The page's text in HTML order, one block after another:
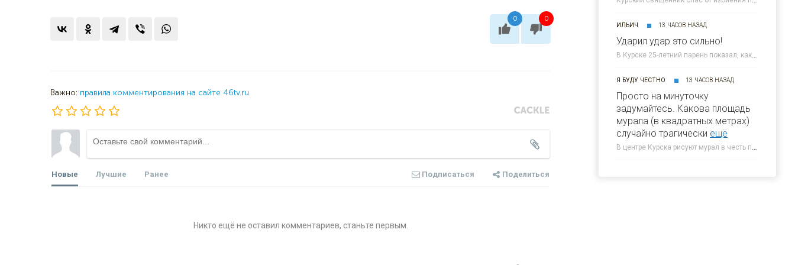
0 0
Важно: правила комментирования на сайте 46tv.ru
Новые Лучшие Ранее Подписаться Поделиться
Никто ещё не оставил комментариев, станьте первым.
ИЛЬИЧ 13 ЧАСОВ НАЗАД
Ударил удар это сильно!
В Курске 25-летний парень показал, как нанес смертельный удар юноше » 46ТВ Курское Интернет Телевидение
Я БУДУ ЧЕСТНО 13 ЧАСОВ НАЗАД
Просто на минуточку
задумайтесь. Какова площадь
мурала (в квадратных метрах)
случайно трагически ещё
В центре Курска рисуют мурал в честь погибшего 5-летнего Толи » 46ТВ Курское Интернет Телевидение